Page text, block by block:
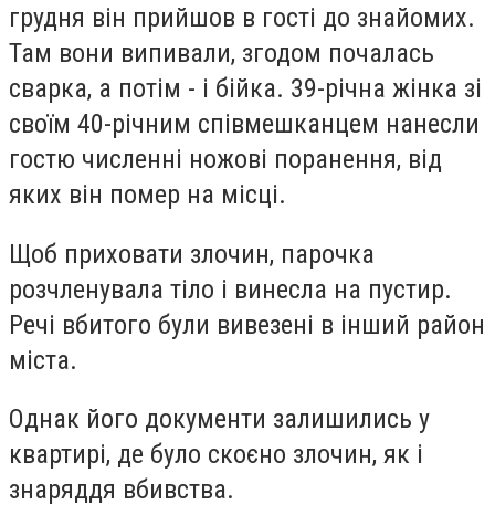
грудня він прийшов в гості до знайомих.
Там вони випивали, згодом почалась
сварка, а потім - і бійка. 39-річна жінка зі
своїм 40-річним співмешканцем нанесли
гостю численні ножові поранення, від
яких він помер на місці.
Щоб приховати злочин, парочка
розчленувала тіло і винесла на пустир.
Речі вбитого були вивезені в інший район
міста.
Однак його документи залишились у
квартирі, де було скоєно злочин, як і
знаряддя вбивства.